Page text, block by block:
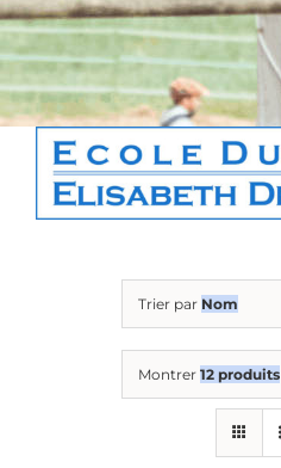
Boutique
Contact
Panier
Trier par Nom
Montrer 12 produits